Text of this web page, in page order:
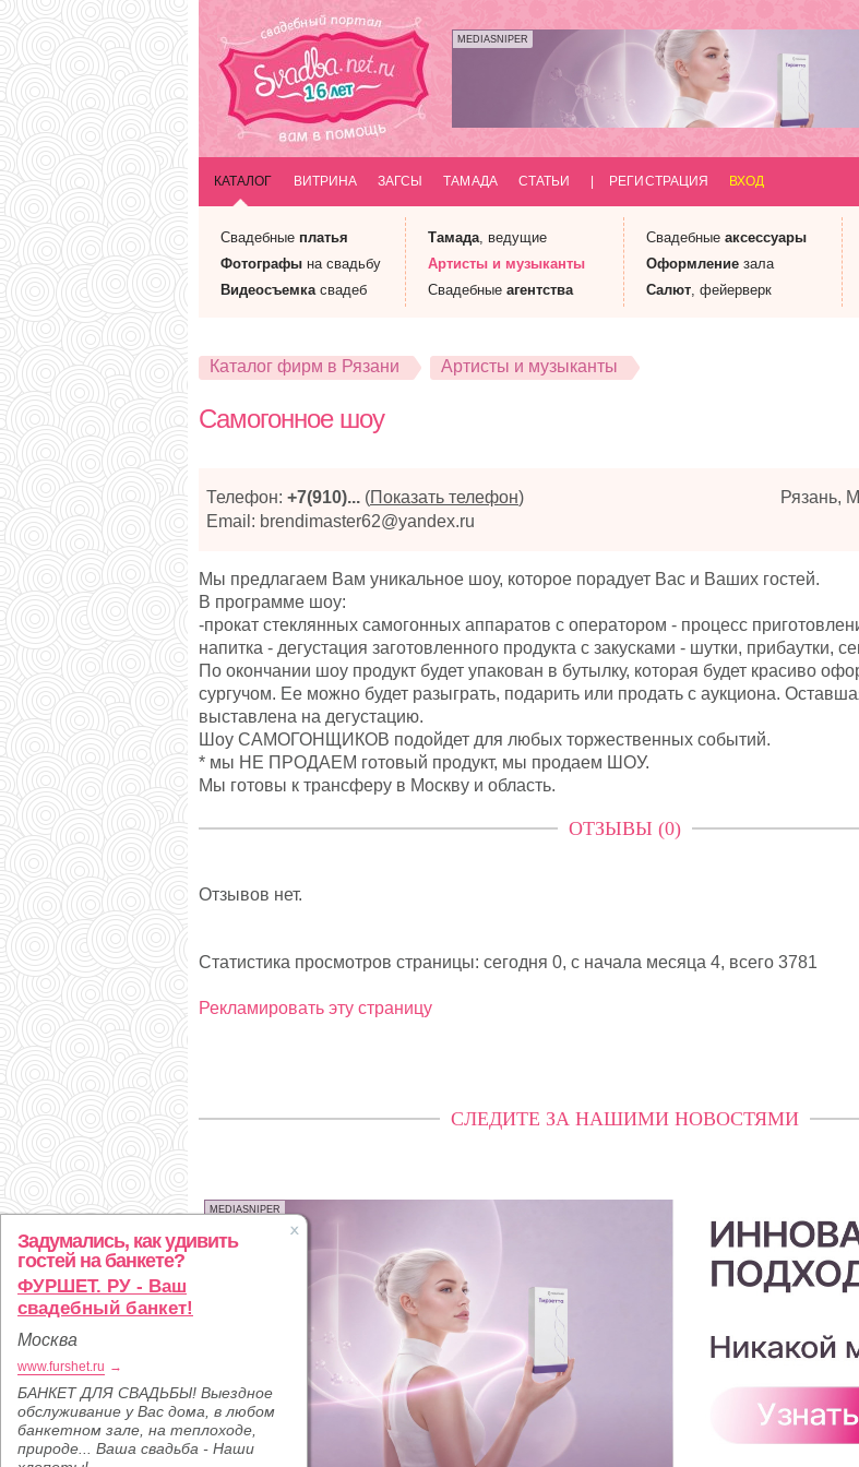
MEDIASNIPER
КАТАЛОГ ВИТРИНА ЗАГСЫ ТАМАДА СТАТЬИ РЕГИСТРАЦИЯ ВХОД
Свадебные платья
Фотографы на свадьбу
Видеосъемкасвадеб
Тамада, ведущие
Артисты и музыканты
Свадебные агентства
Свадебные аксессуары
Оформление зала
Салют, фейерверк
Каталог фирм в Рязани Артисты и музыканты
Самогонное шоу
Телефон: +7(910)... (Показать телефон)
Email: brendimaster62@yandex.ru
Рязань,
Мы предлагаем Вам уникальное шоу, которое порадует Вас и Ваших гостей.
В программе шоу:
-прокат стеклянных самогонных аппаратов с оператором - процесс
напитка - дегустация заготовленного продукта с закусками - шутки, прибаутки,
По окончании шоу продукт будет упакован в бутылку, которая будет красиво
сургучом. Ее можно будет разыграть, подарить или продать с аукциона.
выставлена на дегустацию.
Шоу САМОГОНЩИКОВ подойдет для любых торжественных событий.
* мы НЕ ПРОДАЕМ готовый продукт, мы продаем ШОУ.
Мы готовы к трансферу в Москву и область.
ОТЗЫВЫ (0)
Отзывов нет.
Статистика просмотров страницы: сегодня 0, с начала месяца 4, всего 3781
Рекламировать эту страницу
Задумались, как удивить
гостей на банкете?
ФУРШЕТ. РУ - Ваш
свадебный банкет!
Москва
www.furshet.ru →
БАНКЕТ ДЛЯ СВАДЬБЫ! Выездное
обслуживание у Вас дома, в любом
банкетном зале, на теплоходе,
природе... Ваша свадьба - Наши
СЛЕДИТЕ ЗА НАШИМИ НОВОСТЯМИ
MEDIASNIPER